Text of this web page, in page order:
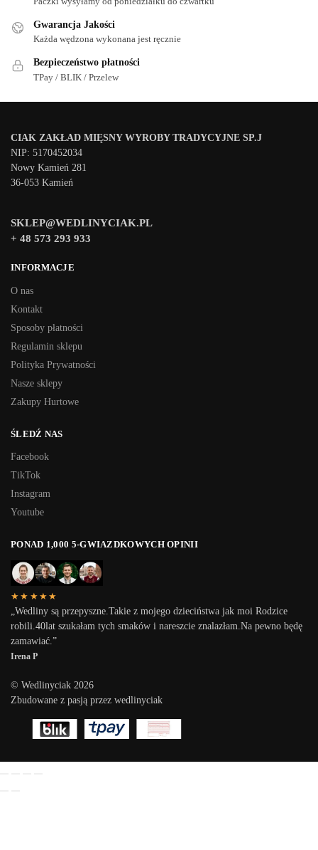
Gwarancja Jakości
Każda wędzona wykonana jest ręcznie
Bezpieczeństwo płatności
TPay / BLIK / Przelew
CIAK ZAKŁAD MIĘSNY WYROBY TRADYCYJNE SP.J
NIP: 5170452034
Nowy Kamień 281
36-053 Kamień
SKLEP@WEDLINYCIAK.PL
+ 48 573 293 933
INFORMACJE
O nas
Kontakt
Sposoby płatności
Regulamin sklepu
Polityka Prywatności
Nasze sklepy
Zakupy Hurtowe
ŚLEDŹ NAS
Facebook
TikTok
Instagram
Youtube
PONAD 1,000 5-GWIAZDKOWYCH OPINII
★★★★★
„Wedliny są przepyszne.Takie z mojego dzieciństwa jak moi Rodzice
robili.40lat szukałam tych smaków i nareszcie znalazłam.Na pewno będę
zamawiać.”
Irena P
© Wedlinyciak 2026
Zbudowane z pasją przez wedlinyciak